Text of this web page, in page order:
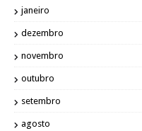
janeiro
dezembro
novembro
outubro
setembro
agosto